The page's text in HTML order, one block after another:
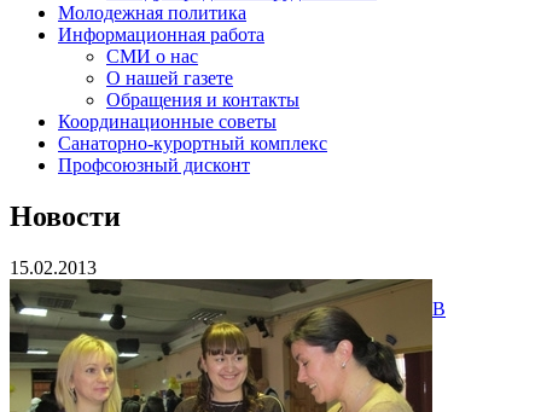
Молодежная политика
Информационная работа
СМИ о нас
О нашей газете
Обращения и контакты
Координационные советы
Санаторно-курортный комплекс
Профсоюзный дисконт
Новости
15.02.2013
В